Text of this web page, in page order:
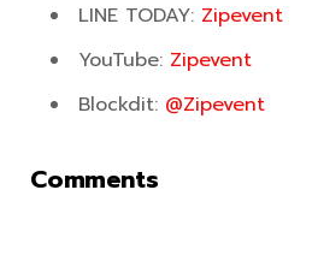
LINE TODAY: Zipevent
YouTube: Zipevent
Blockdit: @Zipevent
Comments